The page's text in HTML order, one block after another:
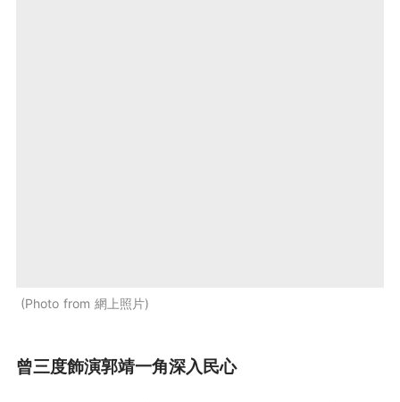
Photo from 網上照片
曾三度飾演郭靖一角深入民心